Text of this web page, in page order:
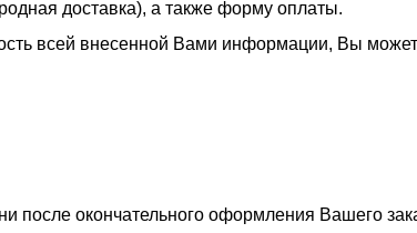
доставка), а также форму оплаты.
всей внесенной Вами информации, Вы
после окончательного оформления Вашего